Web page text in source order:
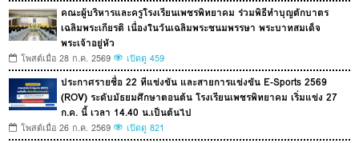
คณะผู้บริหารและครูโรงเรียนเพชรพิทยาคม ร่วมพิธีทำบุญตักบาตร
เฉลิมพระเกียรติ เนื่องในวันเฉลิมพระชนมพรรษา พระบาทสมเด็จ
พระเจ้าอยู่หัว
โพสต์เมื่อ 28 ก.ค. 2569 เปิดดู 459
ประกาศรายชื่อ 22 ทีแข่งขัน และสายการแข่งขัน E-Sports 2569
(ROV) ระดับมัธยมศึกษาตอนต้น โรงเรียนเพชรพิทยาคม เริ่มแข่ง 27
ก.ค. นี้ เวลา 14.40 น.เป็นต้นไป
โพสต์เมื่อ 26 ก.ค. 2569 เปิดดู 821